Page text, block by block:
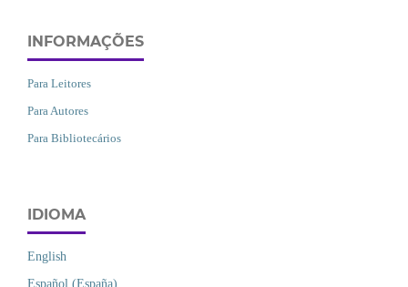
INFORMAÇÕES
Para Leitores
Para Autores
Para Bibliotecários
IDIOMA
English
Español (España)